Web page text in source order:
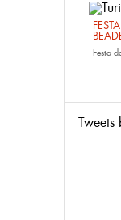
Festa
Tweets